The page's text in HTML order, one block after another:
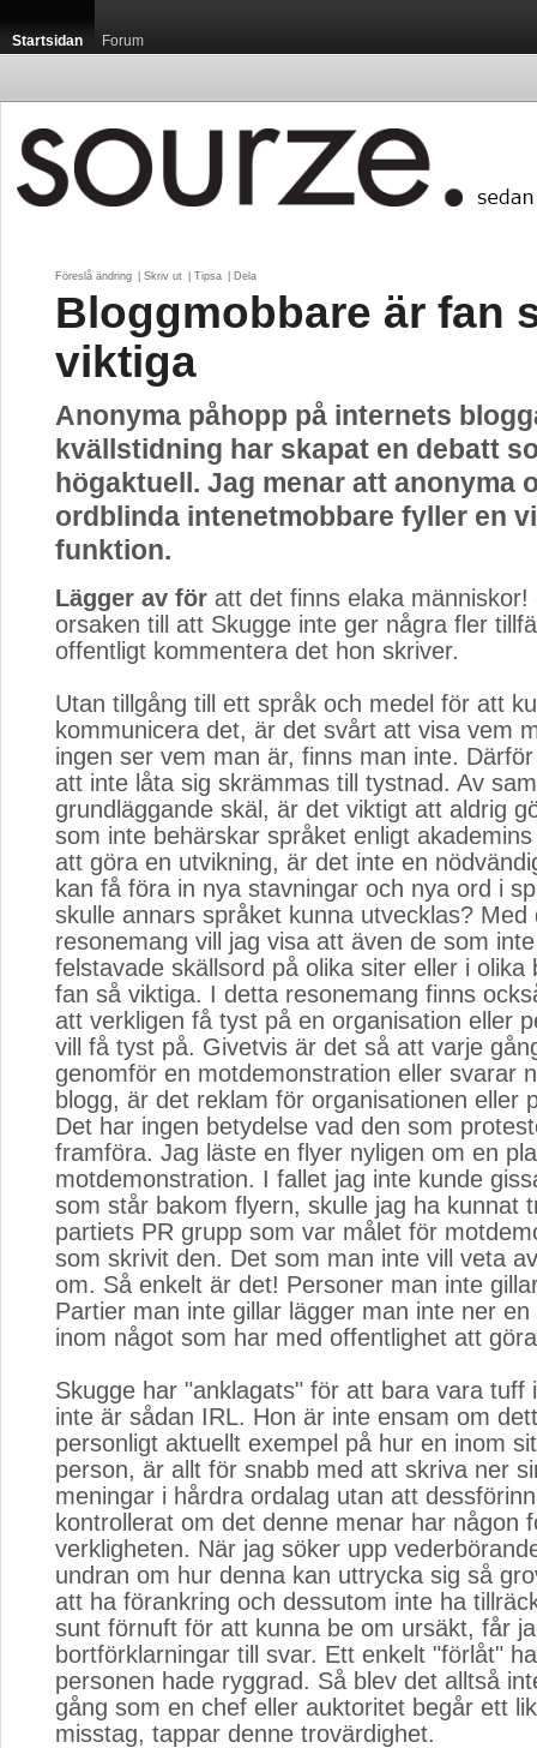
Startsidan Forum
Föreslå ändring Skriv ut Tipsa Dela
Bloggmobbare är fan
viktiga
Anonyma påhopp på internets
kvällstidning har skapat en debatt
högaktuell. Jag menar att anonyma
ordblinda intenetmobbare fyller en
funktion.
Lägger av för att det finns elaka
orsaken till att Skugge inte ger några fler
offentligt kommentera det hon skriver.
Utan tillgång till ett språk och medel för att
kommunicera det, är det svårt att visa vem
ingen ser vem man är, finns man inte.
att inte låta sig skrämmas till tystnad. Av
grundläggande skäl, är det viktigt att aldrig
som inte behärskar språket enligt
att göra en utvikning, är det inte en
kan få föra in nya stavningar och nya ord i
skulle annars språket kunna utvecklas? Med
resonemang vill jag visa att även de som
felstavade skällsord på olika siter eller i olika
fan så viktiga. I detta resonemang finns
att verkligen få tyst på en organisation eller
vill få tyst på. Givetvis är det så att varje
genomför en motdemonstration eller svarar
blogg, är det reklam för organisationen eller
Det har ingen betydelse vad den som
framföra. Jag läste en flyer nyligen om en
motdemonstration. I fallet jag inte kunde
som står bakom flyern, skulle jag ha kunnat
partiets PR grupp som var målet för
som skrivit den. Det som man inte vill veta
om. Så enkelt är det! Personer man inte
Partier man inte gillar lägger man inte ner en
inom något som har med offentlighet att
Skugge har "anklagats" för att bara vara tuff
inte är sådan IRL. Hon är inte ensam om
personligt aktuellt exempel på hur en inom
person, är allt för snabb med att skriva ner
meningar i hårdra ordalag utan att
kontrollerat om det denne menar har någon
verkligheten. När jag söker upp
undran om hur denna kan uttrycka sig så
att ha förankring och dessutom inte ha
sunt förnuft för att kunna be om ursäkt, får
bortförklarningar till svar. Ett enkelt "förlåt"
personen hade ryggrad. Så blev det alltså
gång som en chef eller auktoritet begår ett
misstag, tappar denne trovärdighet.